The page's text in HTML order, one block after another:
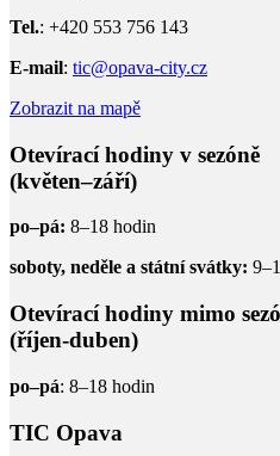
Tel.: +420 553 756 143
E-mail: tic@opava-city.cz
Zobrazit na mapě
Otevírací hodiny v sezóně
(květen–září)
po–pá: 8–18 hodin
soboty, neděle a státní svátky:
Otevírací hodiny mimo
(říjen-duben)
po–pá: 8–18 hodin
TIC Opava